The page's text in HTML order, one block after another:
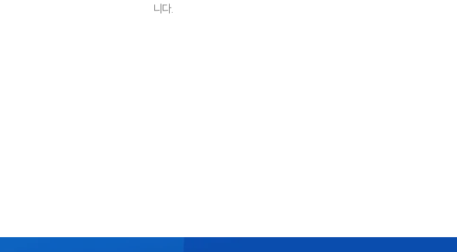
니다.